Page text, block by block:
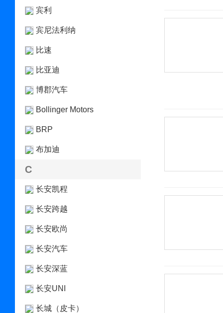
宾利
宾尼法利纳
比速
比亚迪
博郡汽车
Bollinger Motors
BRP
布加迪
C
长安凯程
长安跨越
长安欧尚
长安汽车
长安深蓝
长安UNI
长城（皮卡）